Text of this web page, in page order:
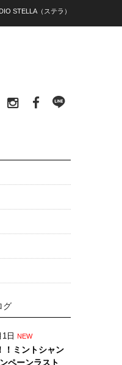
STELLA（ステラ）
グ
日 NEW
！ミントシャン
ペーンラスト